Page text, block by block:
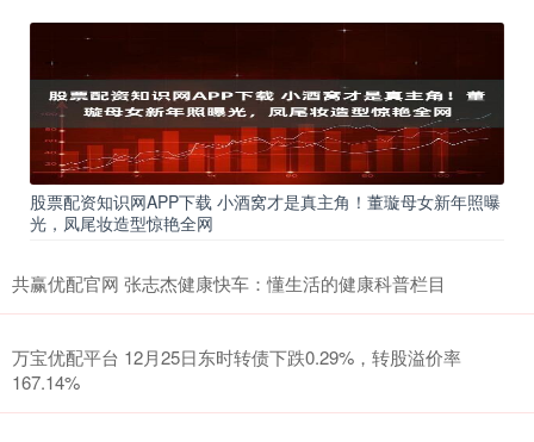
股票配资知识网APP下载 小酒窝才是真主角！董璇母女新年照曝
光，凤尾妆造型惊艳全网
共赢优配官网 张志杰健康快车：懂生活的健康科普栏目
万宝优配平台 12月25日东时转债下跌0.29%，转股溢价率
167.14%